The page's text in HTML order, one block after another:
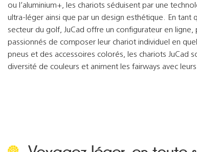
ou l’aluminium+, les chariots séduisent par une
ultra-léger ainsi que par un design esthétique. En tant
secteur du golf, JuCad offre un configurateur en
passionnés de composer leur chariot individuel en
pneus et des accessoires colorés, les chariots JuCad
diversité de couleurs et animent les fairways avec